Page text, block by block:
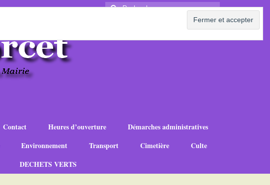
Rechercher
Contact Heures d’ouverture
Démarches administratives
Environnement Transport Cimetière
Culte
DECHETS VERTS